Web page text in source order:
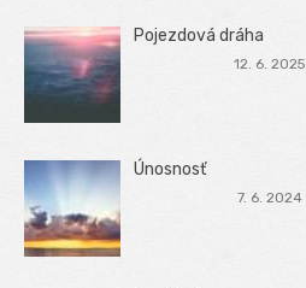
Pojezdová dráha
12. 6. 2025
Únosnosť
7. 6. 2024